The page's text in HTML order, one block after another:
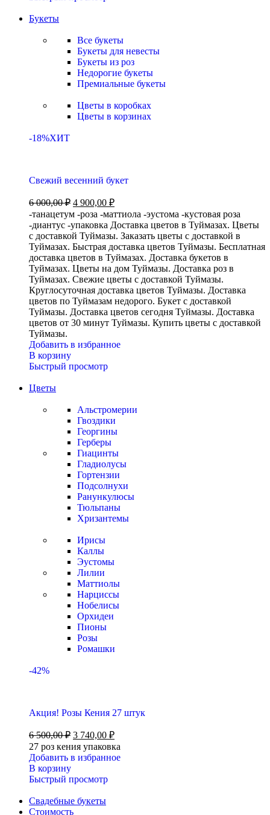
Букеты
Все букеты
Букеты для невесты
Букеты из роз
Недорогие букеты
Премиальные букеты
Цветы в коробках
Цветы в корзинах
-18%ХИТ
Свежий весенний букет
6 000,00₽ 4 900,00 ₽
-танацетум -роза -маттиола -эустома -кустовая роза
-диантус -упаковка Доставка цветов в Туймазах. Цветы
с доставкой Туймазы. Заказать цветы с доставкой в
Туймазах. Быстрая доставка цветов Туймазы. Бесплатная
доставка цветов в Туймазах. Доставка букетов в
Туймазах. Цветы на дом Туймазы. Доставка роз в
Туймазах. Свежие цветы с доставкой Туймазы.
Круглосуточная доставка цветов Туймазы. Доставка
цветов по Туймазам недорого. Букет с доставкой
Туймазы. Доставка цветов сегодня Туймазы. Доставка
цветов от 30 минут Туймазы. Купить цветы с доставкой
Туймазы.
Добавить в избранное
В корзину
Быстрый просмотр
Цветы
Альстромерии
Гвоздики
Георгины
Герберы
Гиацинты
Гладиолусы
Гортензии
Подсолнухи
Ранункулюсы
Тюльпаны
Хризантемы
Ирисы
Каллы
Эустомы
Лилии
Маттиолы
Нарциссы
Нобелисы
Орхидеи
Пионы
Розы
Ромашки
-42%
Акция! Розы Кения 27 штук
6 500,00₽ 3 740,00 ₽
27 роз кения упаковка
Добавить в избранное
В корзину
Быстрый просмотр
Свадебные букеты
Стоимость